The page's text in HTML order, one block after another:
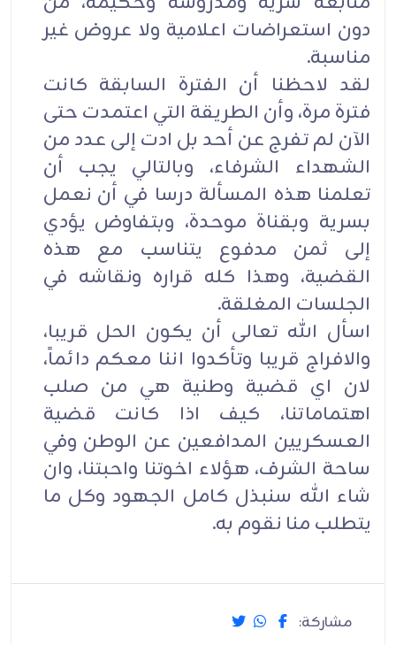
دون استعراضات اعلامية ولا عروض غير
مناسبة.
لقد لاحظنا أن الفترة السابقة كانت
فترة مرة، وأن الطريقة التي اعتمدت حتى
الآن لم تفرج عن أحد بل ادت إلى عدد من
الشهداء الشرفاء، وبالتالي يجب أن
تعلمنا هذه المسألة درسا في أن نعمل
بسرية وبقناة موحدة، وبتفاوض يؤدي
إلى ثمن مدفوع يتناسب مع هذه
القضية، وهذا كله قراره ونقاشه في
الجلسات المغلقة.
اسأل الله تعالى أن يكون الحل قريبا،
والافراج قريبا وتأكدوا اننا معكم دائماً،
لان اي قضية وطنية هي من صلب
اهتماماتنا، كيف اذا كانت قضية
العسكريين المدافعين عن الوطن وفي
ساحة الشرف، هؤلاء اخوتنا واحبتنا، وان
شاء الله سنبذل كامل الجهود وكل ما
يتطلب منا نقوم به.
مشاركة: